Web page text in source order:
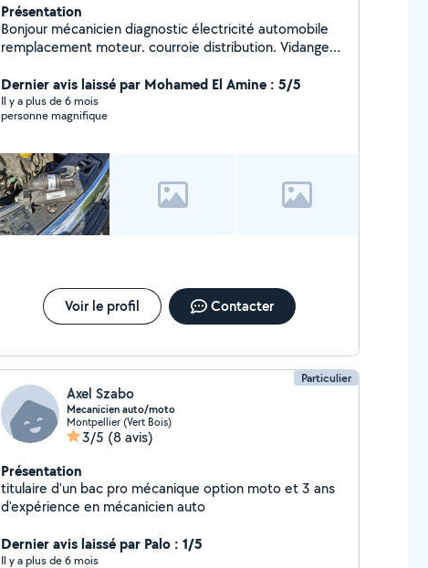
Présentation
Bonjour mécanicien diagnostic électricité automobile
remplacement moteur. courroie distribution. Vidange
ext ....passage valise
Dernier avis laissé par Mohamed El Amine : 5/5
Il y a plus de 6 mois
personne magnifique
Voir le profil Contacter
Particulier
Axel Szabo
Mecanicien auto/moto
Montpellier (Vert Bois)
3/5 (8 avis)
Présentation
titulaire d'un bac pro mécanique option moto et 3 ans
d'expérience en mécanicien auto
Dernier avis laissé par Palo : 1/5
Il y a plus de 6 mois